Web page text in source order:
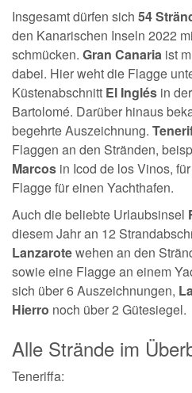
Insgesamt dürfen sich 54
den Kanarischen Inseln 2022
schmücken. Gran Canaria ist
dabei. Hier weht die Flagge
Küstenabschnitt El Inglés in
Bartolomé. Darüber hinaus
begehrte Auszeichnung.
Flaggen an den Stränden,
Marcos in Icod de los Vinos,
Flagge für einen Yachthafen.
Auch die beliebte Urlaubsinsel
diesem Jahr an 12
Lanzarotewehen an den
sowie eine Flagge an einem
sich über 6 Auszeichnungen,
Hierro noch über 2 Gütesiegel.
Alle Strände im
Teneriffa: